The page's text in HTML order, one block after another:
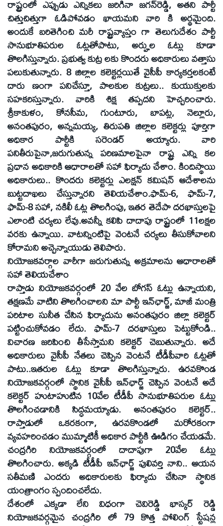
రాష్ట్రంలో ఎప్పుడు ఎన్నికలు జరిగినా జగన్‌రెడ్డి, అతని పార్టీ
చిత్తుచిత్తుగా ఓడిపోవడం ఖాయమని వారి కి అర్థమైంది.
అందుకే బరితెగించి మరీ రాష్ట్రవ్యాప్తం గా తెలుగుదేశం పార్టీ
సానుభూతిపరుల ఓట్లతోపాటు, అర్హుల ఓట్లు కూడా
తొలగిస్తున్నారు. ప్రభుత్వ కుట్ర లకు కొందరు అధికారులు వత్తాసు
పలుకుతున్నారు. 8 జిల్లాల కలెక్టర్లయితే వైసీపీ కార్యకర్తలకంటే
దారు ణంగా పనిచేస్తూ, పాలకుల కుట్రలు.. కుయుక్తులకు
సహకరిస్తున్నారు. వారికి శిక్ష తప్పదని హెచ్చరించారు.
శ్రీకాకుళం, కోనసీమ, గుంటూరు, బాపట్ల, నెల్లూరు,
అనంతపురం, అన్నమయ్య, తిరుపతి జిల్లాల కలెక్టర్లు పూర్తిగా
అధికార పార్టీకి సరెండర్‌ అయ్యారు. వారి
పనితీరుపైనా,జరుగుతున్న పరిణమాలపైనా రాష్ట్ర ఎన్ని కల
ప్రధాన అధికారికి ఆధారాలతో సహా ఫిర్యాదు చేశాం. కిందిస్థాయి
అధికారులు.. కొందరు కలెక్టర్లు ఎలక్షన్‌ కమిషన్‌ ఆదేశాలను
బుట్టదాఖలు చేస్తున్నారని తెలియచేశాం.ఫామ్‌-6, ఫామ్‌-7,
ఫామ్‌-8 సహా, నకిలీ ఓట్ల తొలగింపు, ఇతర తెదేపా దరఖాస్తులపై
ఎలాంటి చర్యలు లేవు.అవన్నీ కలిపి దాదాపు రాష్ట్రంలో 11లక్షల
వరకు ఉన్నాయి. వాటన్నింటిపై వెంటనే చర్యలు తీసుకోవాలని
కోరామని అచ్చెన్నాయుడు తెలిపారు.
నియోజకవర్గాల వారీగా జరుగుతున్న అక్రమాలను ఆధారాలతో
సహా తెలియచేశాం
రాప్తాడు నియోజకవర్గంలో 20 వేల బోగస్‌ ఓట్లు ఉన్నాయని,
తక్షణమే వాటిని తొలగించాలని మా పార్టీ ఇన్‌ఛార్జ్‌, మాజీ మంత్రి
పరిటాల సునీత చేసిన ఫిర్యాదును అనంతపురం జిల్లా కలెక్టర్‌
పట్టించుకోవడం లేదు. ఫామ్‌-7 దరఖాస్తులు పెట్టుకోండి..
విచారణ జరిపించి తీసేస్తామని కలెక్టర్‌ చెబుతున్నారు. అదే
అధికారులు వైసీపీ నేతలు చెప్పిన వెంటనే టీడీపీవారి ఓట్లతో
పాటు..ఇతరుల ఓట్లు కూడా తొలగిస్తున్నారు. ఉరవకొండ
నియోజకవర్గంలో స్థానిక వైసీపీ ఇన్‌ఛార్జ్‌ చెప్పిన వెంటనే అదే
కలెక్టర్‌ హుటాహుటిన 10వేల టీడీపీ సానుభూతిపరుల ఓట్లు
తొలగించడానికి సిద్ధమయ్యాడు. అనంతపురం కలెక్టర్‌..
రాప్తాడులో ఒకరకంగా, ఉరవకొండలో మరోరకంగా
వ్యవహరించడం ముమ్మాటికీ అధికార పార్టీకి ఊడిగం చేయడమే.
చంద్రగిరి నియోజకవర్గంలో దాదాపుగా 20వేల ఓట్లు
తొలగించారు. అక్కడి టీడీపీ ఇన్‌ఛార్జ్‌ పులివర్తి నాని.. ఆయన
సతీమణి ఎందరు అధికారులకు ఫిర్యాదు చేసినా స్థానిక
యంత్రాంగం స్పందించలేదు.
దేశంలో ఎక్కడా లేని విధంగా చెవిరెడ్డి భాస్కర్‌ రెడ్డి
నియోజకవర్గమైన చంద్రగిరి లో 79 కొత్త పోలింగ్‌ స్టేషన్ల